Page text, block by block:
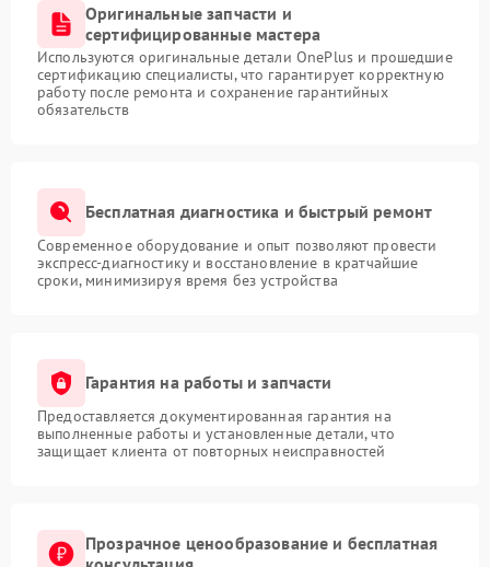
Оригинальные запчасти и
сертифицированные мастера
Используются оригинальные детали OnePlus и прошедшие
сертификацию специалисты, что гарантирует корректную
работу после ремонта и сохранение гарантийных
обязательств
Бесплатная диагностика и быстрый ремонт
Современное оборудование и опыт позволяют провести
экспресс-диагностику и восстановление в кратчайшие
сроки, минимизируя время без устройства
Гарантия на работы и запчасти
Предоставляется документированная гарантия на
выполненные работы и установленные детали, что
защищает клиента от повторных неисправностей
Прозрачное ценообразование и бесплатная